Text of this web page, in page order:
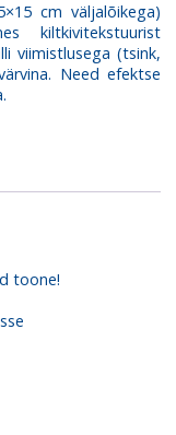
cm väljalõikega)
kiltkivitekstuurist
viimistlusega (tsink,
Need efektse
toone!